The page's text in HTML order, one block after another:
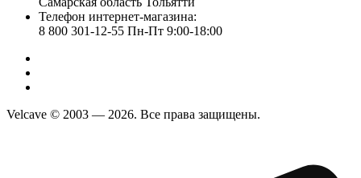
Телефон интернет-магазина:
8 800 301-12-55 Пн-Пт 9:00-18:00
Velcave © 2003 — 2026. Все права защищены.